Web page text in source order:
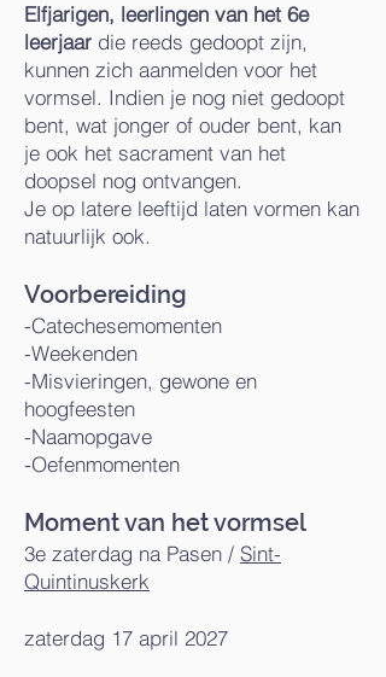
Elfjarigen, leerlingen van het 6e
leerjaar die reeds gedoopt zijn,
kunnen zich aanmelden voor het
vormsel. Indien je nog niet gedoopt
bent, wat jonger of ouder bent, kan
je ook het sacrament van het
doopsel nog ontvangen.
Je op latere leeftijd laten vormen kan
natuurlijk ook.
Voorbereiding
-Catechesemomenten
-Weekenden
-Misvieringen, gewone en
hoogfeesten
-Naamopgave
-Oefenmomenten
Moment van het vormsel
3e zaterdag na Pasen / Sint-
Quintinuskerk
zaterdag 17 april 2027